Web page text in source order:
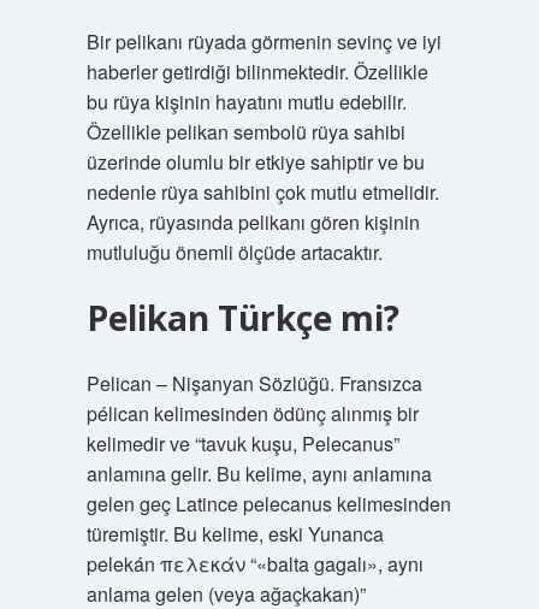
Bir pelikanı rüyada görmenin sevinç ve iyi
haberler getirdiği bilinmektedir. Özellikle
bu rüya kişinin hayatını mutlu edebilir.
Özellikle pelikan sembolü rüya sahibi
üzerinde olumlu bir etkiye sahiptir ve bu
nedenle rüya sahibini çok mutlu etmelidir.
Ayrıca, rüyasında pelikanı gören kişinin
mutluluğu önemli ölçüde artacaktır.
Pelikan Türkçe mi?
Pelican – Nişanyan Sözlüğü. Fransızca
pélican kelimesinden ödünç alınmış bir
kelimedir ve “tavuk kuşu, Pelecanus”
anlamına gelir. Bu kelime, aynı anlamına
gelen geç Latince pelecanus kelimesinden
türemiştir. Bu kelime, eski Yunanca
pelekán πελεκάν “«balta gagalı», aynı
anlama gelen (veya ağaçkakan)”